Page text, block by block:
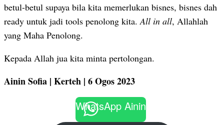
betul-betul supaya bila kita memerlukan bisnes, bisnes dah
ready untuk jadi tools penolong kita.All in all, Allahlah
yang Maha Penolong.
Kepada Allah jua kita minta pertolongan.
Ainin Sofia | Kerteh | 6 Ogos 2023
WhatsApp Ainin